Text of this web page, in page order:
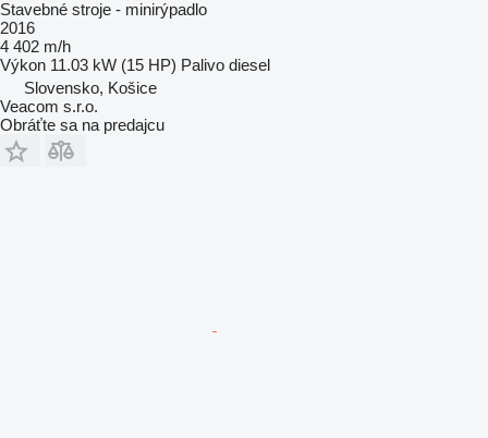
Stavebné stroje - minirýpadlo
2016
4 402 m/h
Výkon 11.03 kW (15 HP) Palivo diesel
Slovensko, Košice
Veacom s.r.o.
Obráťte sa na predajcu